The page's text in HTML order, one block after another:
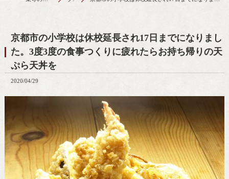
京都市の小学校は休校延長され17日までになりまし
た。3度3度の食事つくりに疲れたらお持ち帰りの天
ぷら天丼を
2020/04/29